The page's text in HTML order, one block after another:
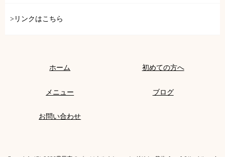
>リンクはこちら
ホーム 初めての方へ
メニュー ブログ
お問い合わせ